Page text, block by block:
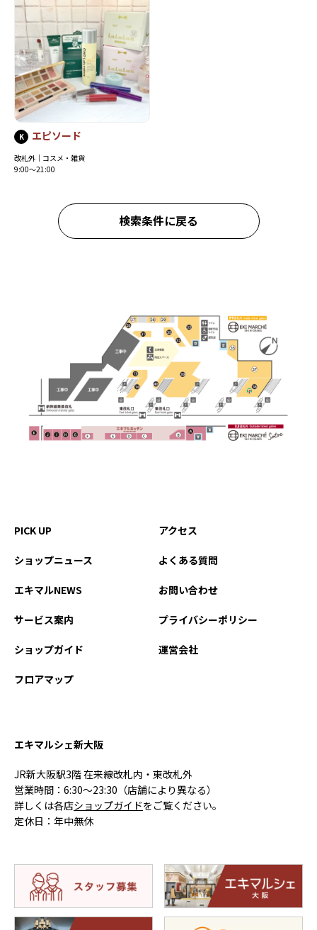
K エピソード
改札外｜コスメ・雑貨
9:00～21:00
検索条件に戻る
PICK UP
ショップニュース
エキマルNEWS
サービス案内
ショップガイド
フロアマップ
アクセス
よくある質問
お問い合わせ
プライバシーポリシー
運営会社
エキマルシェ新大阪
JR新大阪駅3階 在来線改札内・東改札外
営業時間：6:30〜23:30（店舗により異なる）
詳しくは各店ショップガイドをご覧ください。
定休日：年中無休